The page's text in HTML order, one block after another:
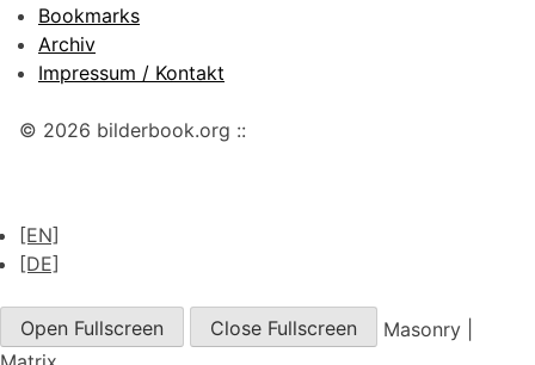
Bookmarks
Archiv
Impressum / Kontakt
© 2026 bilderbook.org ::
[EN]
[DE]
Open Fullscreen Close Fullscreen Masonry